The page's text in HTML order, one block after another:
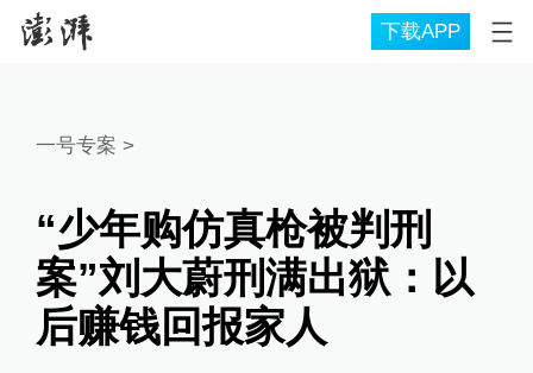
下载APP
一号专案 >
“少年购仿真枪被判刑
案”刘大蔚刑满出狱：以
后赚钱回报家人